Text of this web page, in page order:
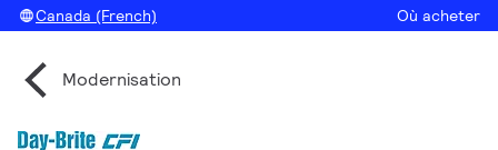
Canada (French) Où acheter
Modernisation